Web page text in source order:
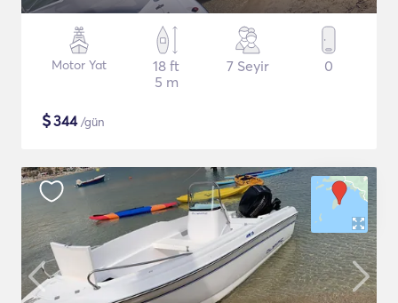
Motor Yat
18 ft
5 m
7 Seyir 0
$344/gün